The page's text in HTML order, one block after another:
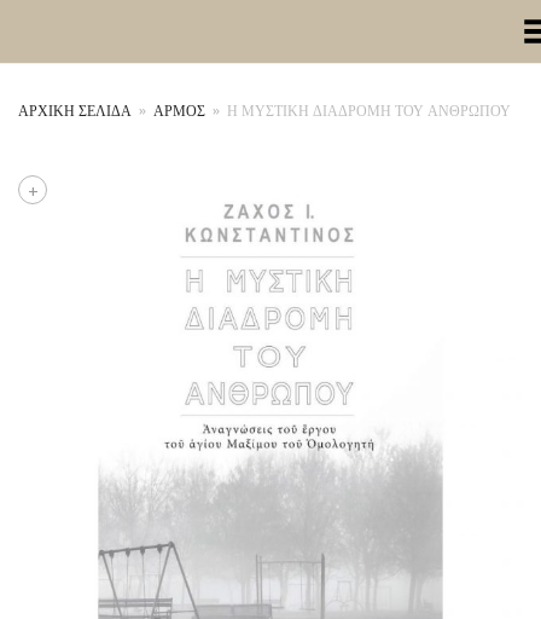
Toggle
ΑΡΧΙΚΉ ΣΕΛΊΔΑ » ΑΡΜΟΣ » Η ΜΥΣΤΙΚΗ ΔΙΑΔΡΟΜΗ ΤΟΥ ΑΝΘΡΩΠΟΥ
+